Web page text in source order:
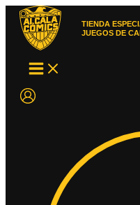
contenido
TIENDA
JUEGOS DE